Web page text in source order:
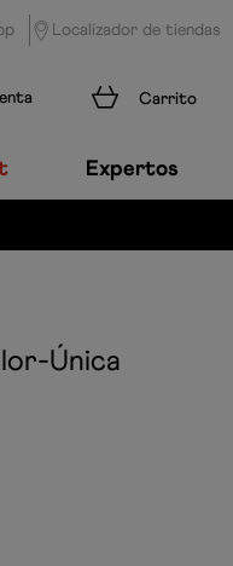
Localizador de tiendas
Expertos
Única